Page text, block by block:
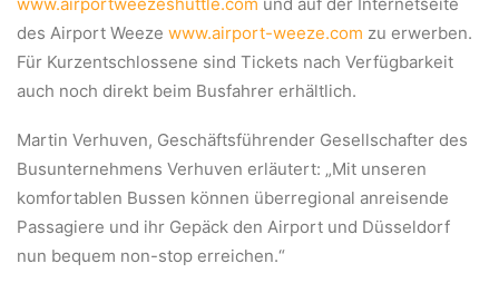
des Airport Weeze www.airport-weeze.com zu erwerben.
Für Kurzentschlossene sind Tickets nach Verfügbarkeit
auch noch direkt beim Busfahrer erhältlich.
Martin Verhuven, Geschäftsführender Gesellschafter des
Busunternehmens Verhuven erläutert: „Mit unseren
komfortablen Bussen können überregional anreisende
Passagiere und ihr Gepäck den Airport und Düsseldorf
nun bequem non-stop erreichen.“